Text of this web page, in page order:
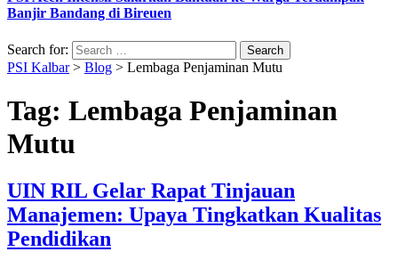
Banjir Bandang di Bireuen
Search for:
PSI Kalbar> Blog > Lembaga Penjaminan Mutu
Tag: Lembaga Penjaminan
Mutu
UIN RIL Gelar Rapat Tinjauan
Manajemen: Upaya Tingkatkan Kualitas
Pendidikan